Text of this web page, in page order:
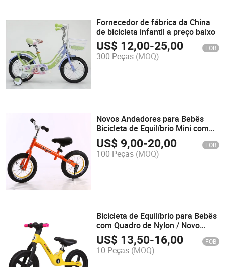
Fornecedor de fábrica da China
de bicicleta infantil a preço baixo
US$ 12,00-25,00 FOB
300 Peças (MOQ)
Novos Andadores para Bebês
Bicicleta de Equilíbrio Mini com
Suporte Único
US$ 9,00-20,00 FOB
100 Peças (MOQ)
Bicicleta de Equilíbrio para Bebês
com Quadro de Nylon / Novo
Modelo de Bicicleta de Equilíbrio
Leve para Crianças
US$ 13,50-16,00 FOB
10 Peças (MOQ)